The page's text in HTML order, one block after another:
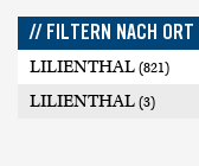
// FILTERN NACH ORT
LILIENTHAL (821)
LILIENTHAL (3)